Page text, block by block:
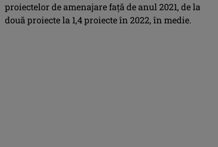
proiectelor de amenajare faţă de anul 2021, de la
două proiecte la 1,4 proiecte în 2022, în medie.